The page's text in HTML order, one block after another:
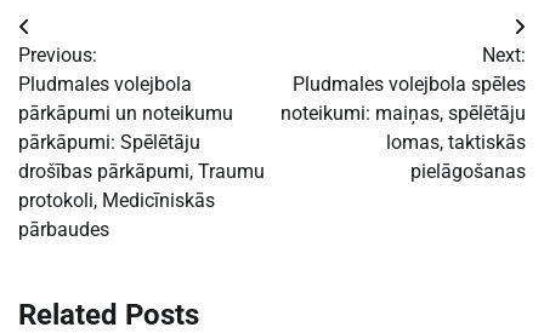
Post
navigation
Previous:
Pludmales volejbola
pārkāpumi un noteikumu
pārkāpumi: Spēlētāju
drošības pārkāpumi, Traumu
protokoli, Medicīniskās
pārbaudes
Next:
Pludmales volejbola spēles
noteikumi: maiņas, spēlētāju
lomas, taktiskās
pielāgošanas
Related Posts